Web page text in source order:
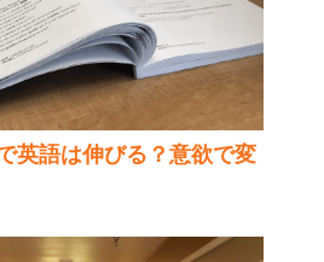
英語は伸びる？意欲で変